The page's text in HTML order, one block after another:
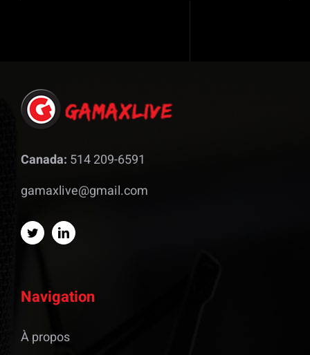
Canada: 514 209-6591
gamaxlive@gmail.com
Navigation
À propos